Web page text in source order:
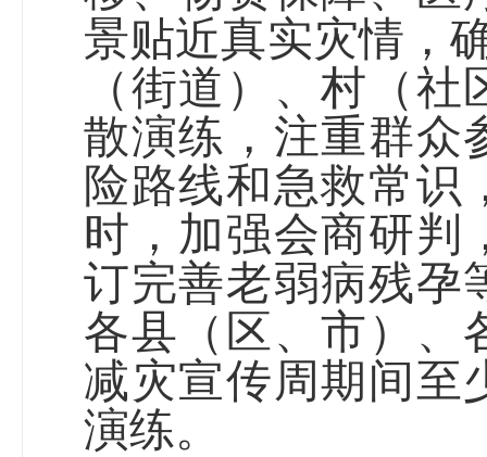
景贴近真实灾情，
（街道）、村（
散演练，注重群众
险路线和急救常识
时，加强会商研判
订完善老弱病残孕
各县（区、市）、
减灾宣传周期间至
演练。